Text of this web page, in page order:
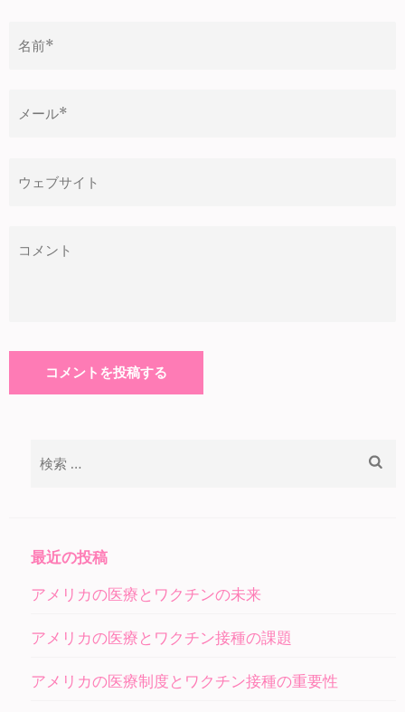
ョ
最近の投稿
アメリカの医療とワクチンの未来
アメリカの医療とワクチン接種の課題
アメリカの医療制度とワクチン接種の重要性